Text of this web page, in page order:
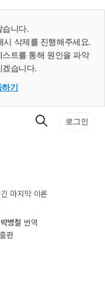
습니다.
삭제를 진행해주세요.
트를 통해 원인을 파악
습니다.
하기
검
로그인
마지막 이론
박병철 번역
출판